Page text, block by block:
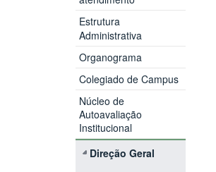
Estrutura
Administrativa
Organograma
Colegiado de Campus
Núcleo de
Autoavaliação
Institucional
Direção Geral